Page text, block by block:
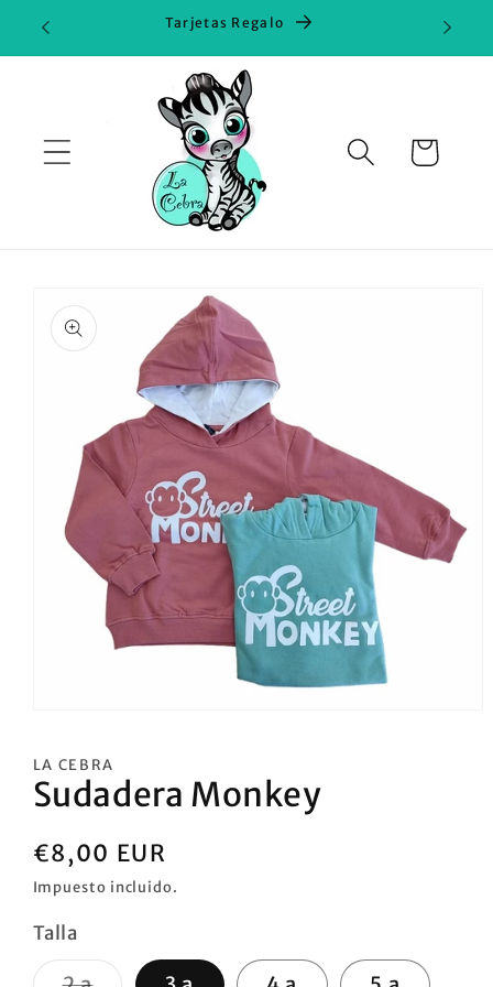
directamente
al contenido
Tarjetas Regalo
Carrito
información
del producto
1
en
una
LA CEBRA
Sudadera Monkey
Precio
habitual
€8,00 EUR
Impuesto incluido.
Talla